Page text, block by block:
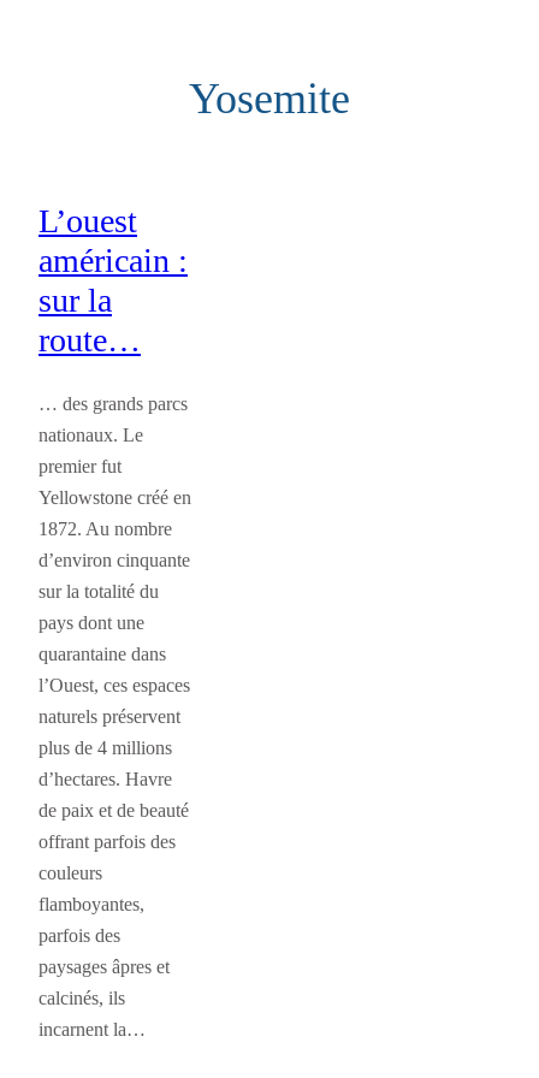
Yosemite
L’ouest
américain :
sur la
route…
… des grands parcs
nationaux. Le
premier fut
Yellowstone créé en
1872. Au nombre
d’environ cinquante
sur la totalité du
pays dont une
quarantaine dans
l’Ouest, ces espaces
naturels préservent
plus de 4 millions
d’hectares. Havre
de paix et de beauté
offrant parfois des
couleurs
flamboyantes,
parfois des
paysages âpres et
calcinés, ils
incarnent la…